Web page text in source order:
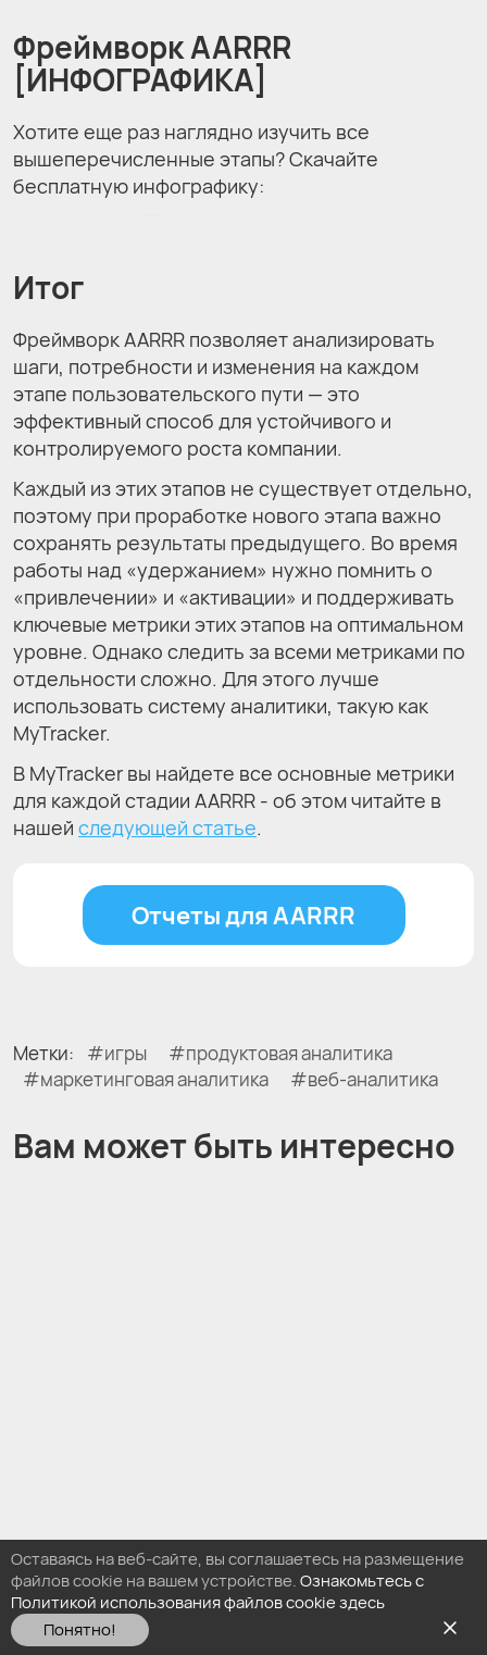
Оставаясь на веб-сайте, вы соглашаетесь на размещение
файлов cookie на вашем устройстве.Ознакомьтесь с
Политикой использования файлов cookie здесь
Понятно!
Фреймворк AARRR
[ИНФОГРАФИКА]
Хотите еще раз наглядно изучить все
вышеперечисленные этапы? Скачайте
бесплатную инфографику:
Итог
Фреймворк AARRR позволяет анализировать
шаги, потребности и изменения на каждом
этапе пользовательского пути — это
эффективный способ для устойчивого и
контролируемого роста компании.
Каждый из этих этапов не существует отдельно,
поэтому при проработке нового этапа важно
сохранять результаты предыдущего. Во время
работы над «удержанием» нужно помнить о
«привлечении» и «активации» и поддерживать
ключевые метрики этих этапов на оптимальном
уровне. Однако следить за всеми метриками по
отдельности сложно. Для этого лучше
использовать систему аналитики, такую как
MyTracker.
В MyTracker вы найдете все основные метрики
для каждой стадии AARRR - об этом читайте в
нашей следующей статье.
Отчеты для AARRR
Метки: игры
продуктовая аналитика
маркетинговая аналитика
веб-аналитика
Вам может быть интересно